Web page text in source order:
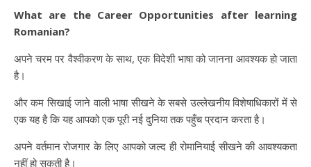
What are the Career Opportunities after learning
Romanian?
अपने चरम पर वैश्वीकरण के साथ, एक विदेशी भाषा को जानना आवश्यक हो जाता
है।
और कम सिखाई जाने वाली भाषा सीखने के सबसे उल्लेखनीय विशेषाधिकारों में से
एक यह है कि यह आपको एक पूरी नई दुनिया तक पहुँच प्रदान करता है।
अपने वर्तमान रोजगार के लिए आपको जल्द ही रोमानियाई सीखने की आवश्यकता
नहीं हो सकती है।